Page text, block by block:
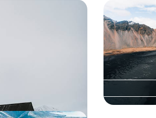
3200
Volcans,
Road-trip
Un voyage
les tribus :
confortables
10 jours, de CHF